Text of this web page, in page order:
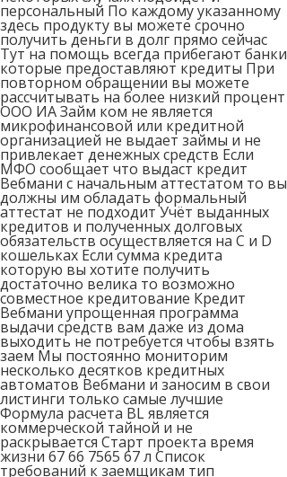
персональный По каждому указанному
здесь продукту вы можете срочно
получить деньги в долг прямо сейчас
Тут на помощь всегда прибегают банки
которые предоставляют кредиты При
повторном обращении вы можете
рассчитывать на более низкий процент
ООО ИА Займ ком не является
микрофинансовой или кредитной
организацией не выдает займы и не
привлекает денежных средств Если
МФО сообщает что выдаст кредит
Вебмани с начальным аттестатом то вы
должны им обладать формальный
аттестат не подходит Учёт выданных
кредитов и полученных долговых
обязательств осуществляется на C и D
кошельках Если сумма кредита
которую вы хотите получить
достаточно велика то возможно
совместное кредитование Кредит
Вебмани упрощенная программа
выдачи средств вам даже из дома
выходить не потребуется чтобы взять
заем Мы постоянно мониторим
несколько десятков кредитных
автоматов Вебмани и заносим в свои
листинги только самые лучшие
Формула расчета BL является
коммерческой тайной и не
раскрывается Старт проекта время
жизни 67 66 7565 67 л Список
требований к заемщикам тип